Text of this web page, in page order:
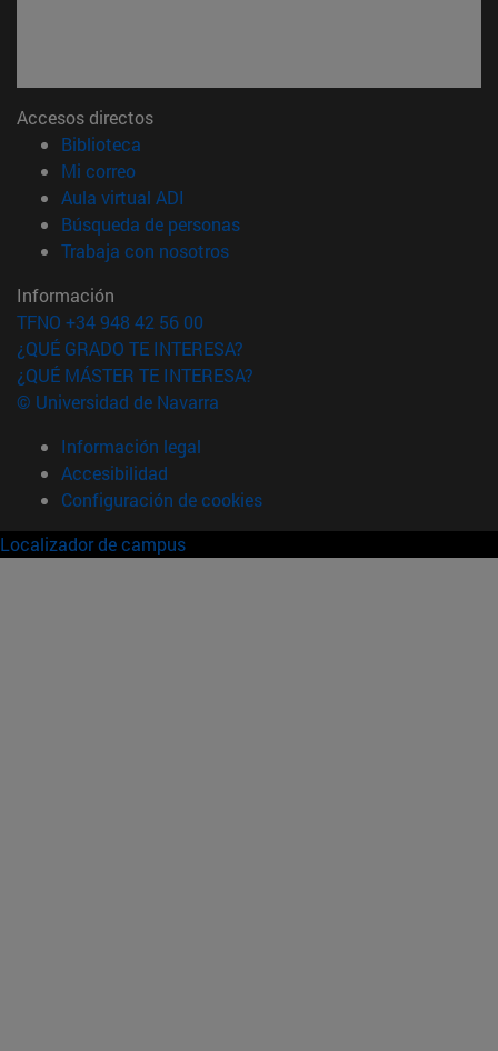
Accesos directos
Biblioteca
Mi correo(abre en nueva ventana)
Aula virtual ADI
Búsqueda de personas(abre en nueva ventana)
Trabaja con nosotros(abre en nueva ventana)
Información
TFNO +34 948 42 56 00
¿QUÉ GRADO TE INTERESA?
¿QUÉ MÁSTER TE INTERESA?
© Universidad de Navarra
Información legal
Accesibilidad
Configuración de cookies
Localizador de campus